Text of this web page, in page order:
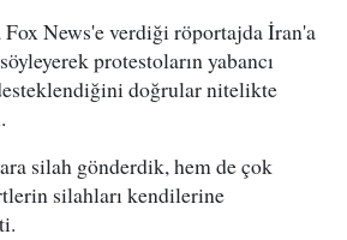
Fox News'e verdiği röportajda İran'a
protestoların yabancı
doğrular nitelikte
silah gönderdik, hem de çok
silahları kendilerine